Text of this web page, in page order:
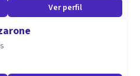
Ver perfil